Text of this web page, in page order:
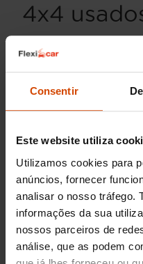
Consentir
Este website utiliza
Utilizamos cookies para
anúncios, fornecer
analisar o nosso tráfego.
informações da sua
nossos parceiros de
análise, que as podem
4x4
OsJeep SUV 4x4
entre os entusiastas
aqueles que
robusto. No mercado
Jeep SUV 4x4pode
preços começam em
enquanto versões
como o Jeep Grand
valores de35.000€.
Porque
4x4 com a